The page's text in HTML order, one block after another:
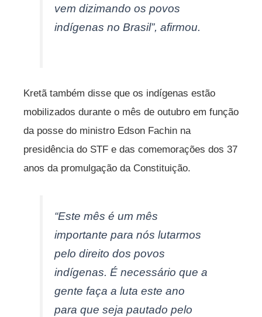
vem dizimando os povos
indígenas no Brasil”, afirmou.
Kretã também disse que os indígenas estão
mobilizados durante o mês de outubro em função
da posse do ministro Edson Fachin na
presidência do STF e das comemorações dos 37
anos da promulgação da Constituição.
“Este mês é um mês
importante para nós lutarmos
pelo direito dos povos
indígenas. É necessário que a
gente faça a luta este ano
para que seja pautado pelo